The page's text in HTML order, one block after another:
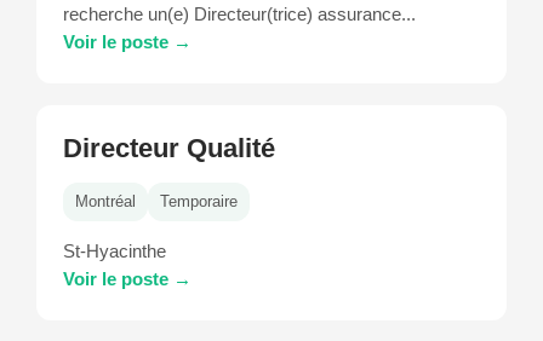
recherche un(e) Directeur(trice) assurance...
Voir le poste →
Directeur Qualité
Montréal Temporaire
St-Hyacinthe
Voir le poste →